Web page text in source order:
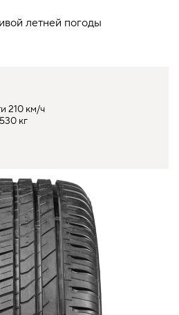
летней погоды
210 км/ч
кг